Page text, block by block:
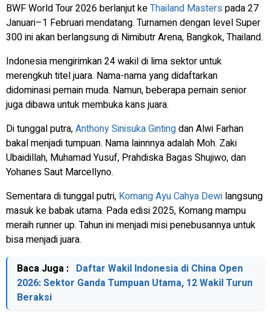
BWF World Tour 2026 berlanjut keThailand Masters pada 27
Januari–1 Februari mendatang. Turnamen dengan level Super
300 ini akan berlangsung di Nimibutr Arena, Bangkok, Thailand.
Indonesia mengirimkan 24 wakil di lima sektor untuk
merengkuh titel juara. Nama-nama yang didaftarkan
didominasi pemain muda. Namun, beberapa pemain senior
juga dibawa untuk membuka kans juara.
Di tunggal putra,Anthony Sinisuka Gintingdan Alwi Farhan
bakal menjadi tumpuan. Nama lainnnya adalah Moh. Zaki
Ubaidillah, Muhamad Yusuf, Prahdiska Bagas Shujiwo, dan
Yohanes Saut Marcellyno.
Sementara di tunggal putri, Komang Ayu Cahya Dewi langsung
masuk ke babak utama. Pada edisi 2025, Komang mampu
meraih runner up. Tahun ini menjadi misi penebusannya untuk
bisa menjadi juara.
Baca Juga : Daftar Wakil Indonesia di China Open
2026: Sektor Ganda Tumpuan Utama, 12 Wakil Turun
Beraksi